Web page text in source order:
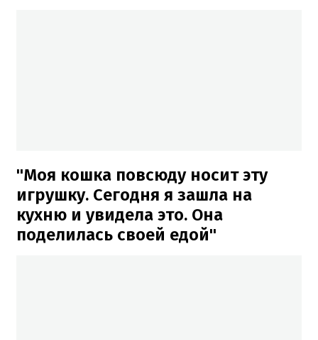
"Моя кошка повсюду носит эту
игрушку. Сегодня я зашла на
кухню и увидела это. Она
поделилась своей едой"